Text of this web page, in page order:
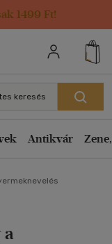
1499 Ft!
keresés
Antikvár
a